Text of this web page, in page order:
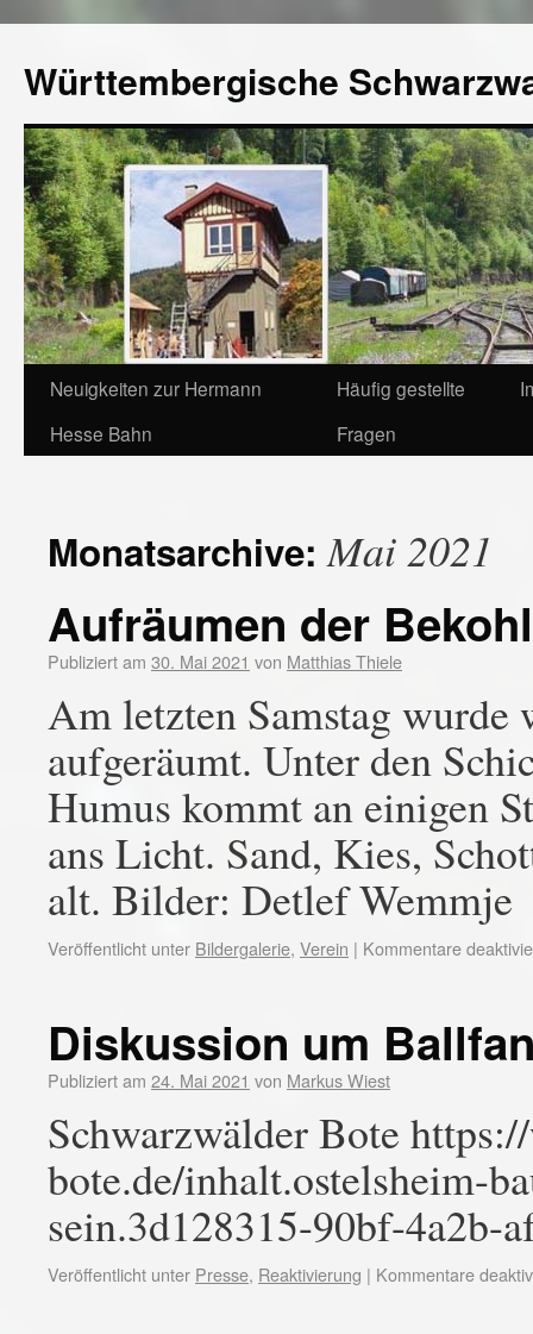
Württembergische
Neuigkeiten zur Hermann
Hesse Bahn
Häufig gestellte
Fragen
Monatsarchive:Mai 2021
Aufräumen der
Publiziert am 30. Mai 2021 von Matthias Thiele
Am letzten Samstag wurde
aufgeräumt. Unter den
Humus kommt an einigen
ans Licht. Sand, Kies,
alt. Bilder: Detlef Wemmje
Veröffentlicht unter Bildergalerie, Verein | Kommentare
Diskussion um
Publiziert am 24. Mai 2021 von Markus Wiest
Schwarzwälder Bote
bote.de/inhalt.ostelsheim-
sein.3d128315-90bf-4a2b-
Veröffentlicht unter Presse, Reaktivierung | Kommentare